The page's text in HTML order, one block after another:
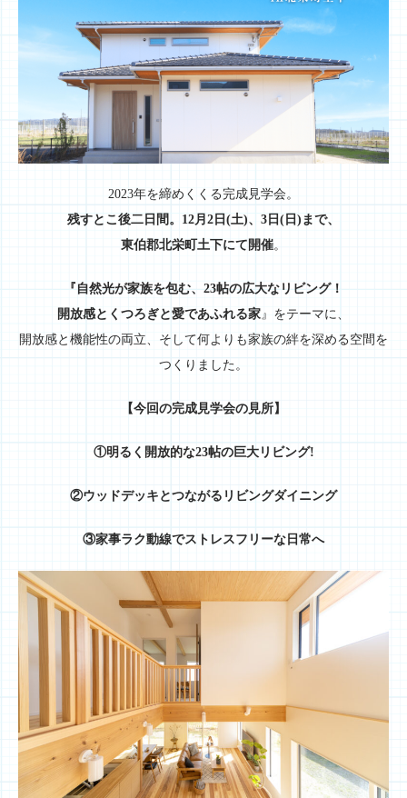
2023年を締めくくる完成見学会。
残すとこ後二日間。12月2日(土)、3日(日)まで、
東伯郡北栄町土下にて開催。
『自然光が家族を包む、23帖の広大なリビング！
開放感とくつろぎと愛であふれる家』をテーマに、
開放感と機能性の両立、そして何よりも家族の絆を深める空間を
つくりました。
【今回の完成見学会の見所】
①明るく開放的な23帖の巨大リビング!
②ウッドデッキとつながるリビングダイニング
③家事ラク動線でストレスフリーな日常へ